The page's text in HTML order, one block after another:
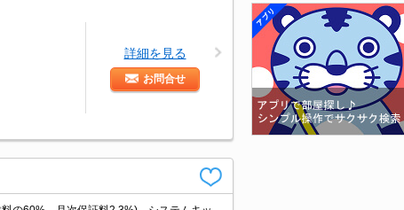
詳細を見る
お問合せ